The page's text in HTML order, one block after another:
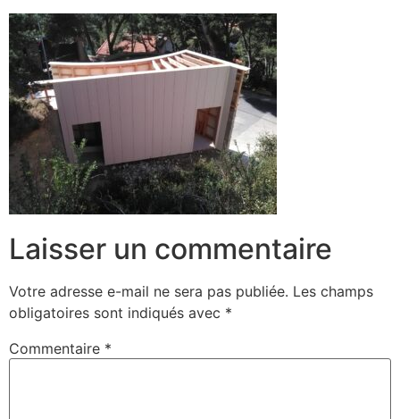
Laisser un commentaire
Votre adresse e-mail ne sera pas publiée. Les champs
obligatoires sont indiqués avec *
Commentaire *